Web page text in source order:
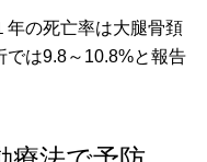
年の死亡率は大腿骨頚
では9.8～10.8%と報告